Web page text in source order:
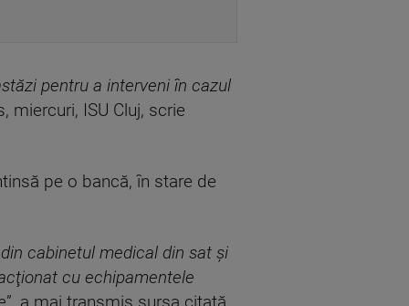
pentru a interveni în cazul
miercuri, ISU Cluj, scrie
pe o bancă, în stare de
cabinetul medical din sat şi
cu echipamentele